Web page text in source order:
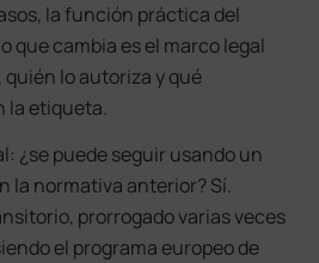
la función práctica del
que cambia es el marco legal
quién lo autoriza y qué
la etiqueta.
¿se puede seguir usando un
la normativa anterior? Sí.
prorrogado varias veces
el programa europeo de